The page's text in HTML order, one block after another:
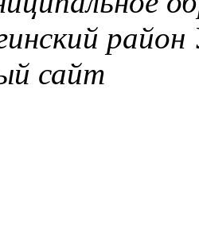
район
сайт